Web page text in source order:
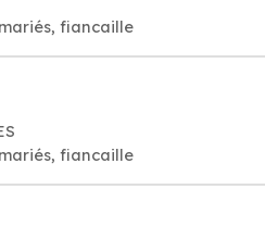
fiancaille
fiancaille